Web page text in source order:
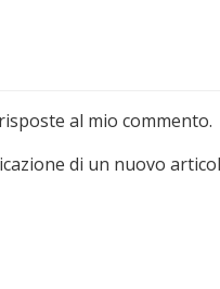
al mio commento.
di un nuovo